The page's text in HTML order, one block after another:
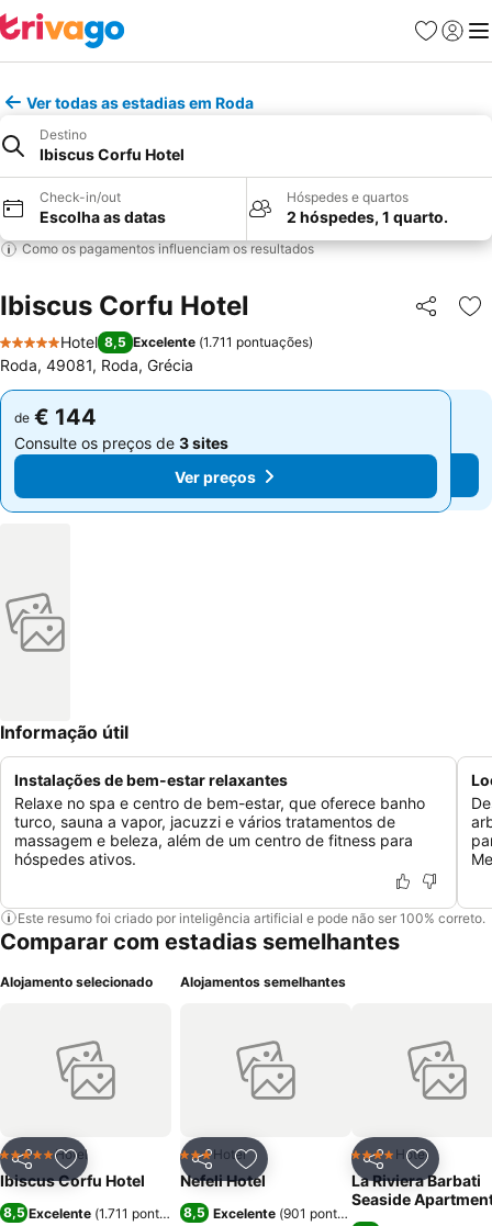
Favoritos
Iniciar
Ver todas as estadias em Roda
Destino
Ibiscus Corfu Hotel
Check-in/out
Escolha as datas
Hóspedes e quartos
2 hóspedes, 1 quarto.
Como os pagamentos influenciam os resultados
Ibiscus Corfu Hotel Partilhar
5 Estrelas
Hotel 8,5 Excelente (1.711 pontuações)
Roda, 49081, Roda, Grécia
de € 144
Consulte os preços de 3 sites
Ver preços
de € 144
Consulte os preços de 3 sites
Ver preços
Informação útil
Instalações de bem-estar relaxantes
Relaxe no spa e centro de bem-estar, que oferece banho
turco, sauna a vapor, jacuzzi e vários tratamentos de
massagem e beleza, além de um centro de fitness para
hóspedes ativos.
Este resumo foi criado por inteligência artificial e pode não ser 100% correto.
Comparar com estadias semelhantes
Alojamento selecionado
PartilharAdicionar aos favoritos
5 EstrelasHotel
Ibiscus Corfu Hotel
8,5 Excelente (1.711 pontuações)
Alojamentos semelhantes
PartilharAdicionar aos favoritos
3 Estrelas
Hotel
Nefeli Hotel
8,5 Excelente (901 pontuações
Partilhar
4 EstrelasHotel
La Riviera Barbati
Seaside